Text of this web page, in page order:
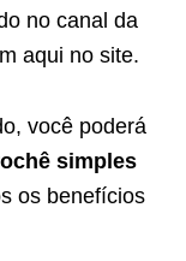
no canal da
aqui no site.
você poderá
simples
os benefícios